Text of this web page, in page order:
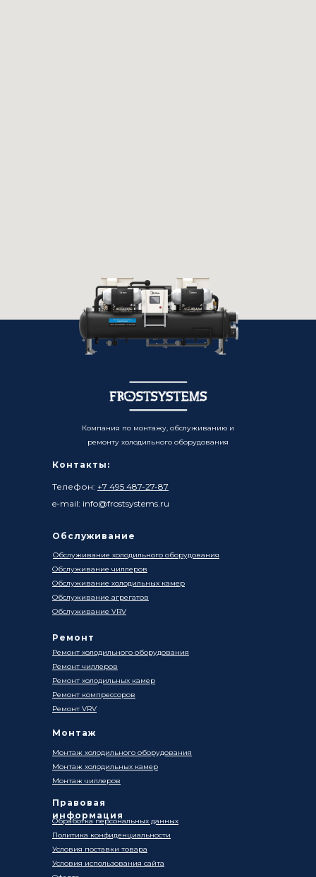
Контакты:
Телефон: +7 495 487-27-87
e-mail: info@frostsystems.ru
Ремонт
Обработка персональных данных
Политика конфиденциальности
Условия поставки товара
Условия использования сайта
Компания по монтажу, обслуживанию и
ремонту холодильного оборудования
Ремонт холодильного оборудования
Ремонт чиллеров
Ремонт холодильных камер
Ремонт компрессоров
Ремонт VRV
Монтаж
Правовая
информация
Монтаж холодильного оборудования
Монтаж чиллеров
Монтаж холодильных камер
Обслуживание
Обслуживание холодильного оборудования
Обслуживание чиллеров
Обслуживание холодильных камер
Обслуживание агрегатов
Обслуживание VRV